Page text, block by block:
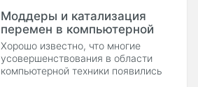
Моддеры и катализация
перемен в компьютерной
отрасли
Хорошо известно, что многие
усовершенствования в области
компьютерной техники появились